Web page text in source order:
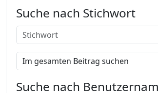
Suche nach Stichwort
Suche nach